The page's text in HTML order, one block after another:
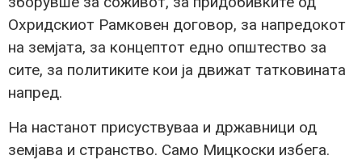
Охридскиот Рамковен договор, за напредокот
на земјата, за концептот едно општество за
сите, за политиките кои ја движат татковината
напред.
На настанот присуствуваа и државници од
земјава и странство. Само Мицкоски избега.